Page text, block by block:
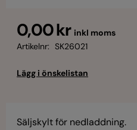
0,00 kr inkl moms
Artikelnr: SK26021
Säljskylt för nedladdning.